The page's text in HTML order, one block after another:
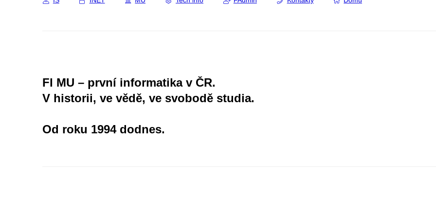
FI MU – první informatika v ČR.
V historii, ve vědě, ve svobodě studia.
Od roku 1994 dodnes.